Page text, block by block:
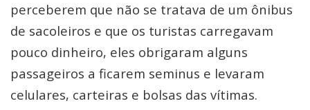
perceberem que não se tratava de um ônibus
de sacoleiros e que os turistas carregavam
pouco dinheiro, eles obrigaram alguns
passageiros a ficarem seminus e levaram
celulares, carteiras e bolsas das vítimas.